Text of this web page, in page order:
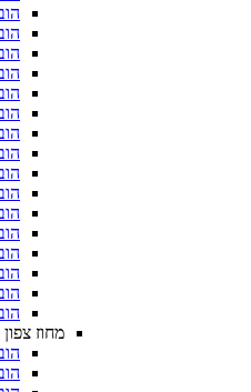
מחוז צפון